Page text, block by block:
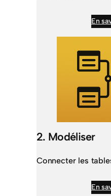
En
2. Modéliser
Connecter les
En